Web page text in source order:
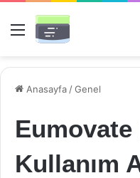
Menü
Anasayfa /Genel
Eumovate
Kullanım